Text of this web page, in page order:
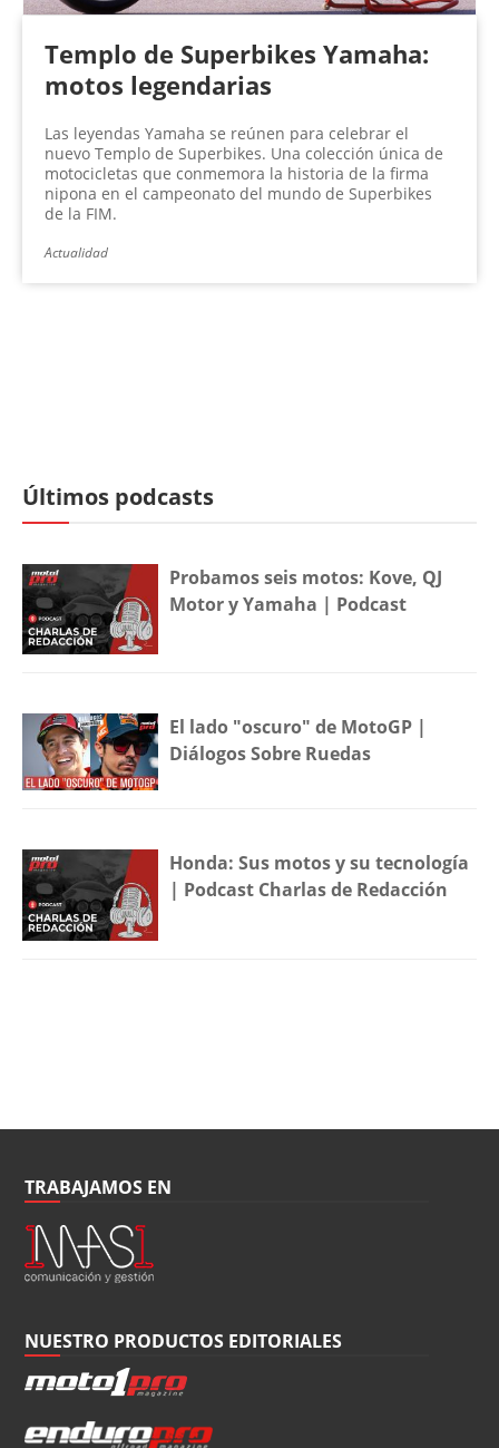
Templo de Superbikes Yamaha:
motos legendarias
Las leyendas Yamaha se reúnen para celebrar el
nuevo Templo de Superbikes. Una colección única de
motocicletas que conmemora la historia de la firma
nipona en el campeonato del mundo de Superbikes
de la FIM.
Actualidad
Últimos podcasts
Probamos seis motos: Kove, QJ
Motor y Yamaha | Podcast
El lado "oscuro" de MotoGP |
Diálogos Sobre Ruedas
Honda: Sus motos y su tecnología
| Podcast Charlas de Redacción
TRABAJAMOS EN
NUESTRO PRODUCTOS EDITORIALES